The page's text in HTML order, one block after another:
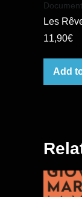
Les
11,90€
Add